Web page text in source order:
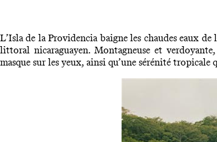
L’Isla de la Providencia baigne les chaudes eaux
littoral nicaraguayen. Montagneuse et
masque sur les yeux, ainsi qu’une sérénité tropicale